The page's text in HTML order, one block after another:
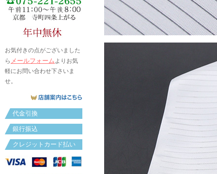
お気付きの点がございました
ら メールフォームよりお気
軽にお問い合わせ下さいま
せ。
代金引換
銀行振込
クレジットカード払い